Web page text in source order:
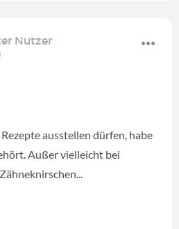
Nutzer
ausstellen dürfen, habe
Außer vielleicht bei